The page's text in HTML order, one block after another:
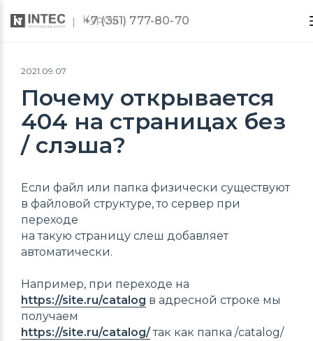
Курсы
+7 (351) 777-80-70
2021.09.07
Почему открывается
404 на страницах без
/ слэша?
Если файл или папка физически существуют
в файловой структуре, то сервер при
переходе
на такую страницу слеш добавляет
автоматически.
Например, при переходе на
https://site.ru/catalog в адресной строке мы
получаем
https://site.ru/catalog/так как папка /catalog/